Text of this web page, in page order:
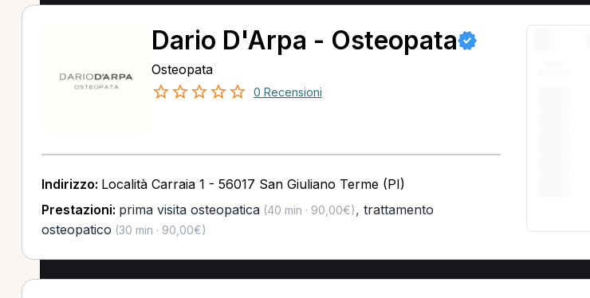
Dario D'Arpa - Osteopata
Osteopata
0 Recensioni
Indirizzo: Località Carraia 1 - 56017 San Giuliano Terme (PI)
Prestazioni: prima visita osteopatica(40 min · 90,00€), trattamento
osteopatico (30 min · 90,00€)